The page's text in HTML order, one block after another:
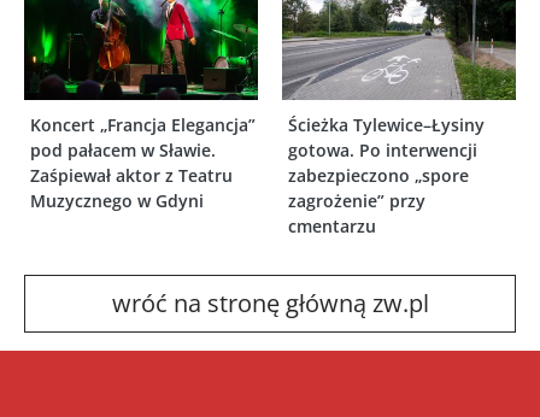
Koncert „Francja Elegancja”
pod pałacem w Sławie.
Zaśpiewał aktor z Teatru
Muzycznego w Gdyni
Ścieżka Tylewice–Łysiny
gotowa. Po interwencji
zabezpieczono „spore
zagrożenie” przy
cmentarzu
wróć na stronę główną zw.pl